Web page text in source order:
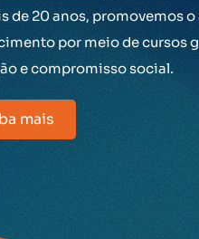
de 20 anos, promovemos o
por meio de cursos
e compromisso social.
mais